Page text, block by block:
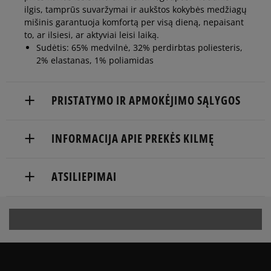
ilgis, tamprūs suvaržymai ir aukštos kokybės medžiagų
mišinis garantuoja komfortą per visą dieną, nepaisant
to, ar ilsiesi, ar aktyviai leisi laiką.
Sudėtis: 65% medvilnė, 32% perdirbtas poliesteris,
2% elastanas, 1% poliamidas
PRISTATYMO IR APMOKĖJIMO SĄLYGOS
Pristatymas:
į paštomatą
INFORMACIJA APIE PREKĖS KILMĘ
Hoogoorddreef 9a
ATSILIEPIMAI
5.0